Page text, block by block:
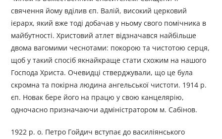
свячення йому вділив єп. Валій, високий церковий
ієрарх, який вже тоді добачав у ньому свого помічника в
майбутності. Христовий атлет відзначався найбільше
двома вагомими чеснотами: покорою та чистотою серця,
щоб у такий спосіб якнайкраще стати схожим на нашого
Господа Христа. Очевидці стверджували, що це була
скромна та покірна людина ангельської чистоти. 1914 р.
єп. Новак бере його на працю у свою канцелярію,
одночасно призначаючи адміністратором м. Сабінов.
1922 р. o. Петро Гойдич вступає до василіянського